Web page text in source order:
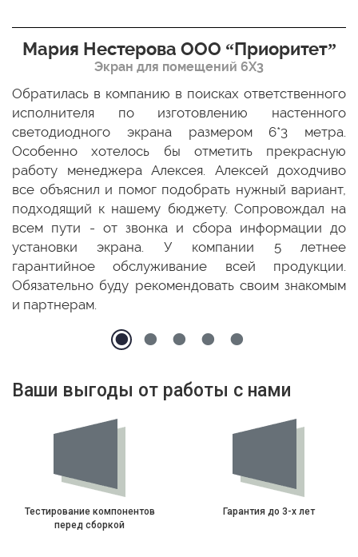
Мария Нестерова ООО “Приоритет”
Экран для помещений 6Х3
Обратилась в компанию в поисках ответственного
исполнителя по изготовлению настенного
светодиодного экрана размером 6*3 метра.
Особенно хотелось бы отметить прекрасную
работу менеджера Алексея. Алексей доходчиво
все объяснил и помог подобрать нужный вариант,
подходящий к нашему бюджету. Сопровождал на
всем пути - от звонка и сбора информации до
установки экрана. У компании 5 летнее
гарантийное обслуживание всей продукции.
Обязательно буду рекомендовать своим знакомым
и партнерам.
Ваши выгоды от работы с нами
Тестирование компонентов
перед сборкой
Гарантия до 3-х лет